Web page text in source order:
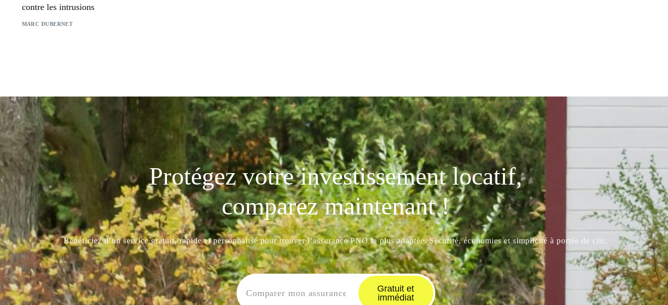
contre les intrusions
MARC DUBERNET
Protégez votre investissement locatif,
comparez maintenant !
Bénéficiez d’un service gratuit, rapide et personnalisé pour trouver l’assurance PNO la plus adaptée. Sécurité, économies et simplicité à portée de clic.
Gratuit et
immédiat